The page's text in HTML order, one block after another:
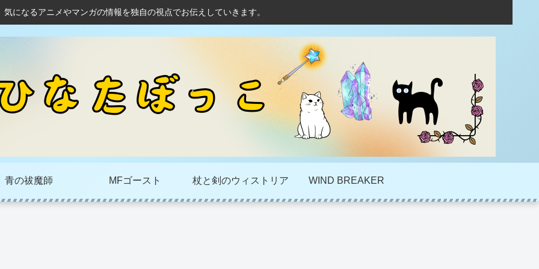
気になるアニメやマンガの情報を独自の視点でお伝えしていきます。
青の祓魔師 MFゴースト 杖と剣のウィストリア WIND BREAKER